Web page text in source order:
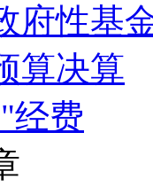
府性基
算决算
经费